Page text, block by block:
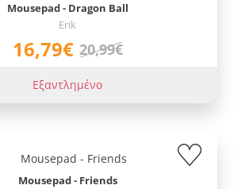
Mousepad - Dragon Ball
Erik
16,79€ 20,99€
Εξαντλημένο
Mousepad - Friends